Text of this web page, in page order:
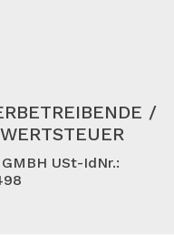
/
USt-IdNr.: